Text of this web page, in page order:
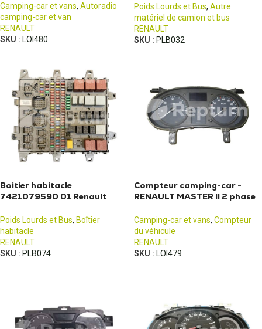
Camping-car et vans, Autoradio
camping-car et van
RENAULT
SKU : LOI480
Poids Lourds et Bus, Autre
matériel de camion et bus
RENAULT
SKU : PLB032
Boitier habitacle
7421079590 01 Renault
Poids Lourds et Bus, Boîtier
habitacle
RENAULT
SKU : PLB074
Compteur camping-car -
RENAULT MASTER II 2 phase
Camping-car et vans, Compteur
du véhicule
RENAULT
SKU : LOI479